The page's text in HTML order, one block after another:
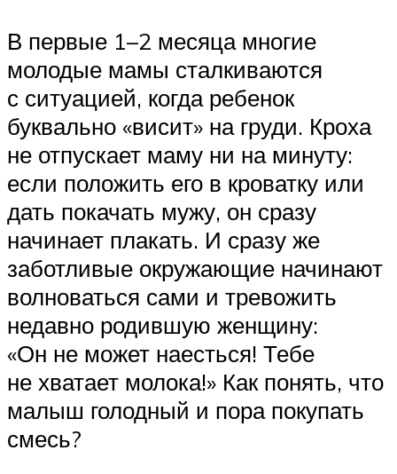
В первые 1–2 месяца многие
молодые мамы сталкиваются
с ситуацией, когда ребенок
буквально «висит» на груди. Кроха
не отпускает маму ни на минуту:
если положить его в кроватку или
дать покачать мужу, он сразу
начинает плакать. И сразу же
заботливые окружающие начинают
волноваться сами и тревожить
недавно родившую женщину:
«Он не может наесться! Тебе
не хватает молока!» Как понять, что
малыш голодный и пора покупать
смесь?